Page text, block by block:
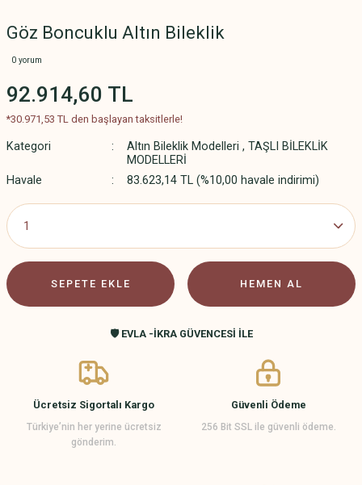
Göz Boncuklu Altın Bileklik
0 yorum
92.914,60 TL
*30.971,53 TL den başlayan taksitlerle!
Kategori Altın Bileklik Modelleri , TAŞLI BİLEKLİK
MODELLERİ
Havale
83.623,14 TL (%10,00 havale indirimi)
SEPETE EKLE HEMEN AL
🛡️ EVLA -İKRA GÜVENCESİ İLE
Ücretsiz Sigortalı Kargo
Türkiye’nin her yerine ücretsiz
gönderim.
Güvenli Ödeme
256 Bit SSL ile güvenli ödeme.